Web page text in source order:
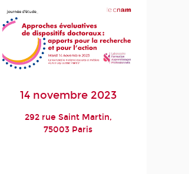
14 novembre 2023
292 rue Saint Martin,
75003 Paris